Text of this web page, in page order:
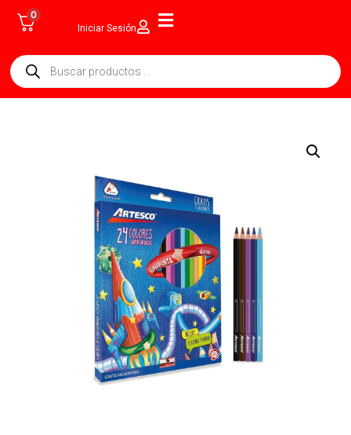
0
Iniciar Sesión